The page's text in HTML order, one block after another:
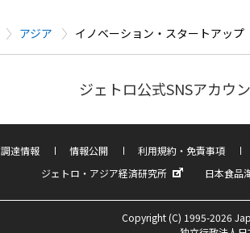
アジア イノベーション・スタートアップ
ジェトロ公式SNSアカウ
調達情報 情報公開 利用規約・免責事項
ジェトロ・アジア経済研究所
日本食品
Copyright (C) 1995-2026